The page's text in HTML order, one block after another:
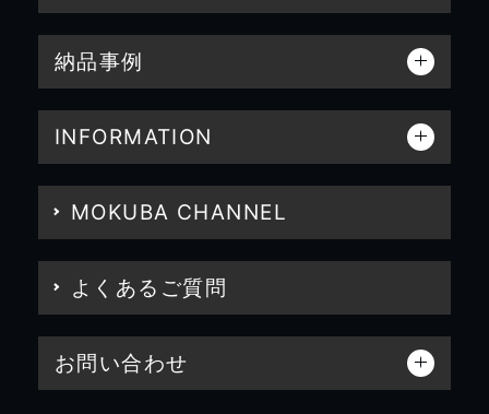
納品事例
INFORMATION
MOKUBA CHANNEL
よくあるご質問
お問い合わせ